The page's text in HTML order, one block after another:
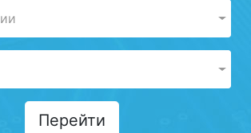
Перейти